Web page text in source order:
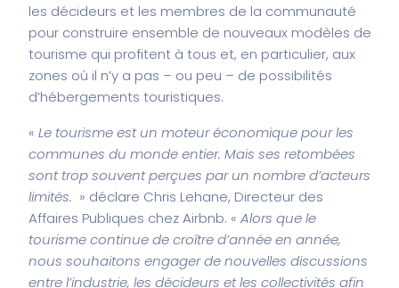
les décideurs et les membres de la communauté
pour construire ensemble de nouveaux modèles de
tourisme qui profitent à tous et, en particulier, aux
zones où il n’y a pas – ou peu – de possibilités
d’hébergements touristiques.
« Le tourisme est un moteur économique pour les
communes du monde entier. Mais ses retombées
sont trop souvent perçues par un nombre d’acteurs
limités. » déclare Chris Lehane, Directeur des
Affaires Publiques chez Airbnb. « Alors que le
tourisme continue de croître d’année en année,
nous souhaitons engager de nouvelles discussions
entre l’industrie, les décideurs et les collectivités afin